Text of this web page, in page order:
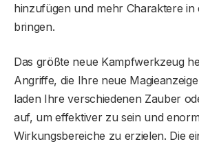
hinzufügen und mehr Charaktere in
bringen.
Das größte neue Kampfwerkzeug
Angriffe, die Ihre neue
laden Ihre verschiedenen Zauber
auf, um effektiver zu sein und
Wirkungsbereiche zu erzielen. Die